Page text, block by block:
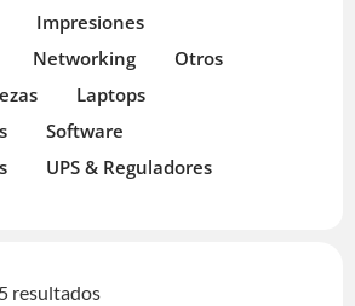
Impresiones
Networking
Otros
Laptops
Software
UPS & Reguladores
resultados